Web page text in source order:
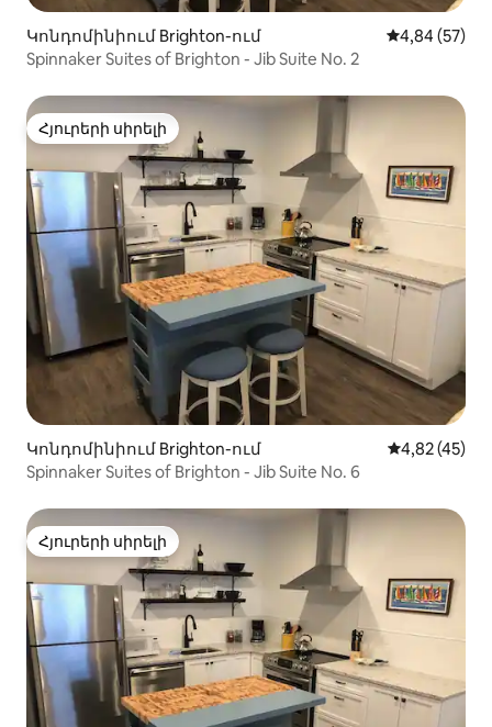
Կոնդոմինիում Brighton-ում Միջին
4,84 (57)
Spinnaker Suites of Brighton - Jib Suite No. 2
Հյուրերի սիրելի
Հյուրերի սիրելի
Կոնդոմինիում Brighton-ում Միջին
4,82 (45)
Spinnaker Suites of Brighton - Jib Suite No. 6
Հյուրերի սիրելի
Հյուրերի սիրելի